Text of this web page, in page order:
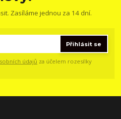
Zasíláme jednou za 14 dní.
Přihlásit se
údajů za účelem rozesílky